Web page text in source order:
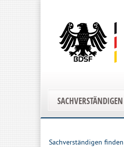
Sachverständigen finden